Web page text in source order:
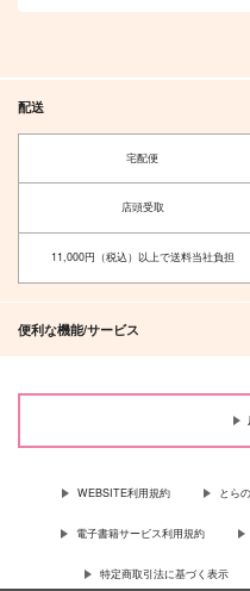
配送
宅配便
店頭受取
11,000円（税込）以上で送料当社負担
便利な機能/サービス
WEBSITE利用規約 とら
電子書籍サービス利用規約
特定商取引法に基づく表示